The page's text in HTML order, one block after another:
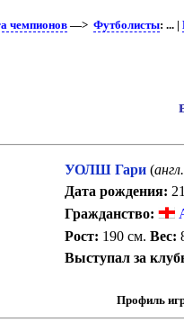
чемпионов—> Футболисты: ... |
УОЛШ Гари(англ.
Дата рождения:
Гражданство:
Рост: 190 см. Вес:
Выступал за
Профиль